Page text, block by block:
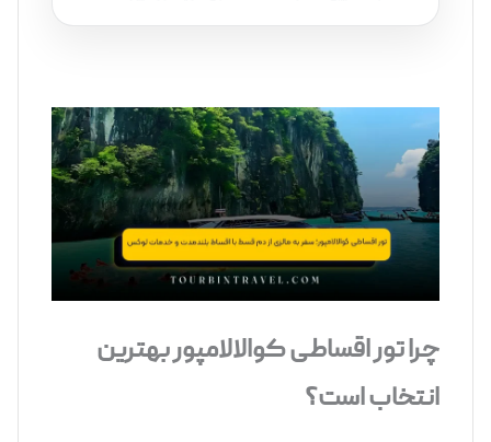
چرا تور اقساطی کوالالامپور بهترین
انتخاب است؟